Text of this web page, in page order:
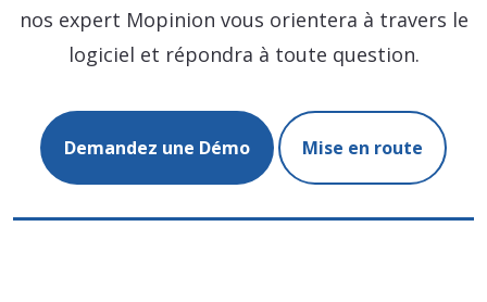
nos expert Mopinion vous orientera à travers le
logiciel et répondra à toute question.
Demandez une Démo Mise en route